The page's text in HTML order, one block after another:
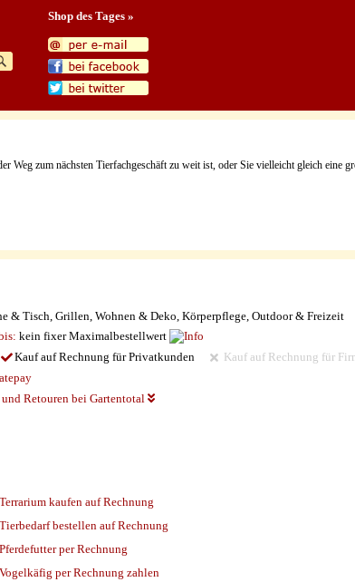
Shop des Tages »
zum nächsten Tierfachgeschäft zu weit ist, oder Sie vielleicht gleich eine
& Tisch, Grillen, Wohnen & Deko, Körperpflege, Outdoor & Freizeit
kein fixer Maximalbestellwert
Kauf auf Rechnung für Privatkunden
Kauf auf Rechnung für
Retouren bei Gartentotal
Terrarium kaufen auf Rechnung
Tierbedarf bestellen auf Rechnung
Pferdefutter per Rechnung
Vogelkäfig per Rechnung zahlen